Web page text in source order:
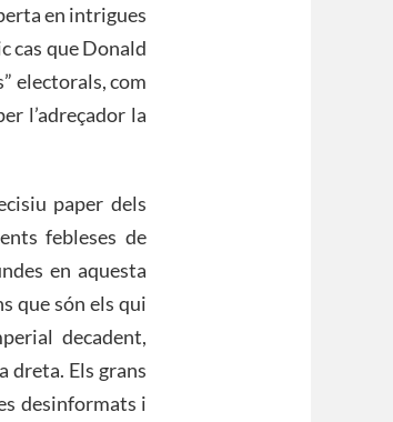
en intrigues
cas que Donald
electorals, com
l’adreçador la
paper dels
febleses de
en aquesta
que són els qui
decadent,
dreta. Els grans
desinformats i